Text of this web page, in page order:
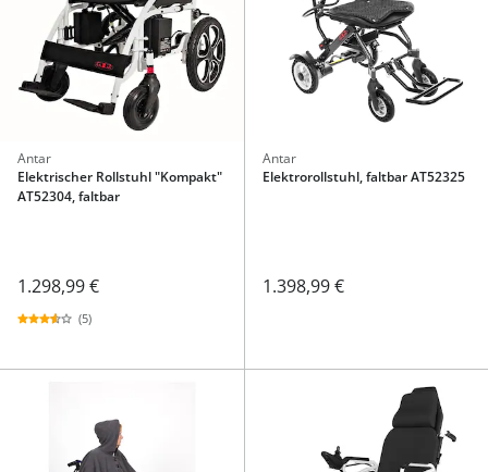
Antar
Elektrischer Rollstuhl "Kompakt"
AT52304, faltbar
1.298,99 €
(5)
Antar
Elektrorollstuhl, faltbar AT52325
1.398,99 €